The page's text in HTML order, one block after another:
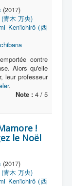
(2017)
青木 万央)
Ken'ichirô (西
contre
Alors qu'elle
leur professeur
.
Note : 4 / 5
!
le Noël
(2017)
青木 万央)
Ken'ichirô (西